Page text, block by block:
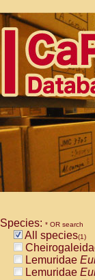
Species: * OR search
All species(1)
Lemuridae
Lemuridae